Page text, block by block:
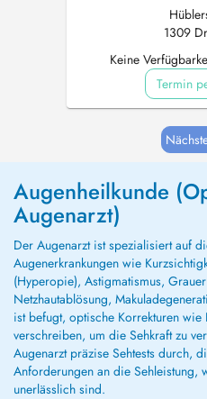
1309
Keine
Termin
Augenheilkunde
Augenarzt)
Der Augenarzt ist spezialisiert auf
Augenerkrankungen wie
(Hyperopie), Astigmatismus,
Netzhautablösung,
ist befugt, optische Korrekturen wie
verschreiben, um die Sehkraft zu
Augenarzt präzise Sehtests durch,
Anforderungen an die Sehleistung,
unerlässlich sind.